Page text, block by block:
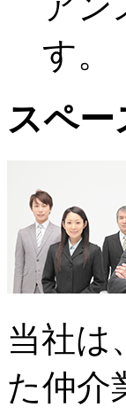
す。
スペー
当社は
た仲介